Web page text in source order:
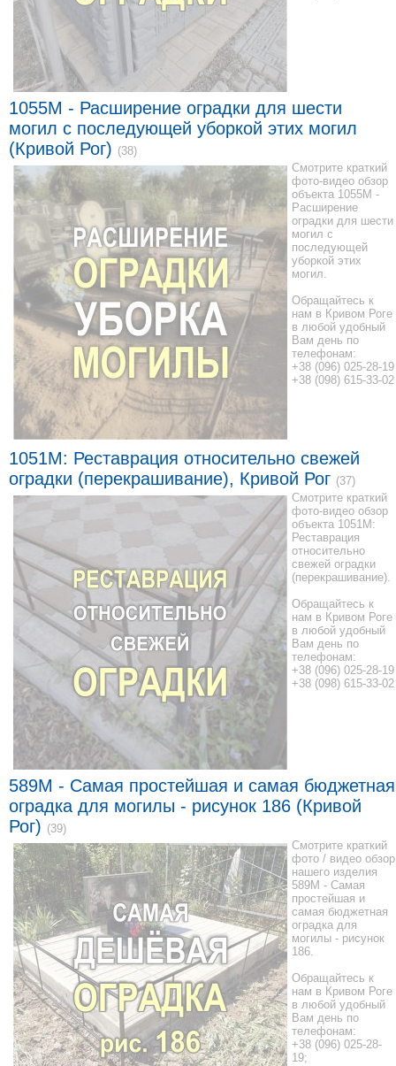
1055M - Расширение оградки для шести
могил с последующей уборкой этих могил
(Кривой Рог) (38)
Смотрите краткий
фото-видео обзор
объекта 1055M -
Расширение
оградки для шести
могил с
последующей
уборкой этих
могил.
Обращайтесь к
нам в Кривом Роге
в любой удобный
Вам день по
телефонам:
+38 (096) 025-28-19
+38 (098) 615-33-02
1051M: Реставрация относительно свежей
оградки (перекрашивание), Кривой Рог (37)
Смотрите краткий
фото-видео обзор
объекта 1051M:
Реставрация
относительно
свежей оградки
(перекрашивание).
Обращайтесь к
нам в Кривом Роге
в любой удобный
Вам день по
телефонам:
+38 (096) 025-28-19
+38 (098) 615-33-02
589M - Самая простейшая и самая бюджетная
оградка для могилы - рисунок 186 (Кривой
Рог) (39)
Смотрите краткий
фото / видео обзор
нашего изделия
589M - Самая
простейшая и
самая бюджетная
оградка для
могилы - рисунок
186.
Обращайтесь к
нам в Кривом Роге
в любой удобный
Вам день по
телефонам:
+38 (096) 025-28-
19;